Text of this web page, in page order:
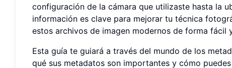
configuración de la cámara que utilizaste hasta la
información es clave para mejorar tu técnica
estos archivos de imagen modernos de forma fácil
Esta guía te guiará a través del mundo de los
qué sus metadatos son importantes y cómo